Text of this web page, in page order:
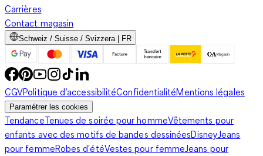
Carrières
Contact magasin
Schweiz / Suisse / Svizzera | FR
CGVPolitique d’accessibilitéConfidentialitéMentions légales
Paramétrer les cookies
TendanceTenues de soirée pour hommeVêtements pour
enfants avec des motifs de bandes dessinéesDisneyJeans
pour femmeRobes d'étéVestes pour femmeJeans pour